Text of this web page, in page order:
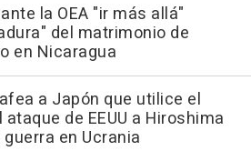
la OEA "ir más allá"
del matrimonio de
en Nicaragua
a Japón que utilice el
de EEUU a Hiroshima
en Ucrania